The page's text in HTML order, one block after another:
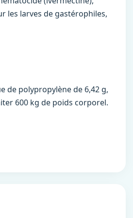
les larves de gastérophiles,
de polypropylène de 6,42 g,
600 kg de poids corporel.